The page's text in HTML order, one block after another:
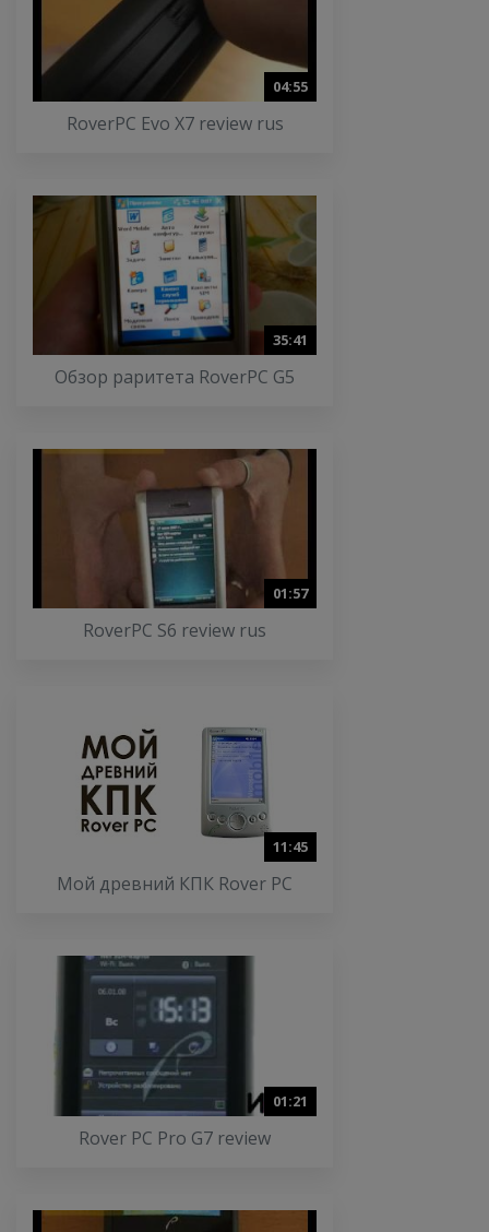
04:55
RoverPC Evo X7 review rus
35:41
Обзор раритета RoverPC G5
01:57
RoverPC S6 review rus
11:45
Мой древний КПК Rover PC
01:21
Rover PC Pro G7 review